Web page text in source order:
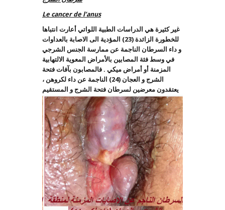
Le cancer de l’anus
غير كثيرة هي الدراسات الطبية اللواتي أعارت انتباها
للخطورة الزائدة (23) المؤدية الى الاصابة بالعداوات
و داء السرطان الناجمة عن ممارسة الجنس الشرجي
في وسط فئة المصابين بالأمراض المعوية الالتهابية
المزمنة أو أمراض ميكي . فالمصابون بآفات فتحة
الشرج و العجان (24) الناجمة عن داء لكروهن ،
يعتقدون معرضين لسرطان فتحة الشرج و المستقيم